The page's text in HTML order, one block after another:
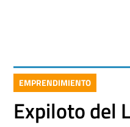
EMPRENDIMIENTO
Expiloto del